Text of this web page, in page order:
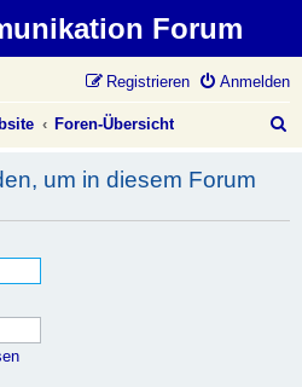
Forum
Anmelden
Registrieren
Foren-Übersicht
um in diesem Forum